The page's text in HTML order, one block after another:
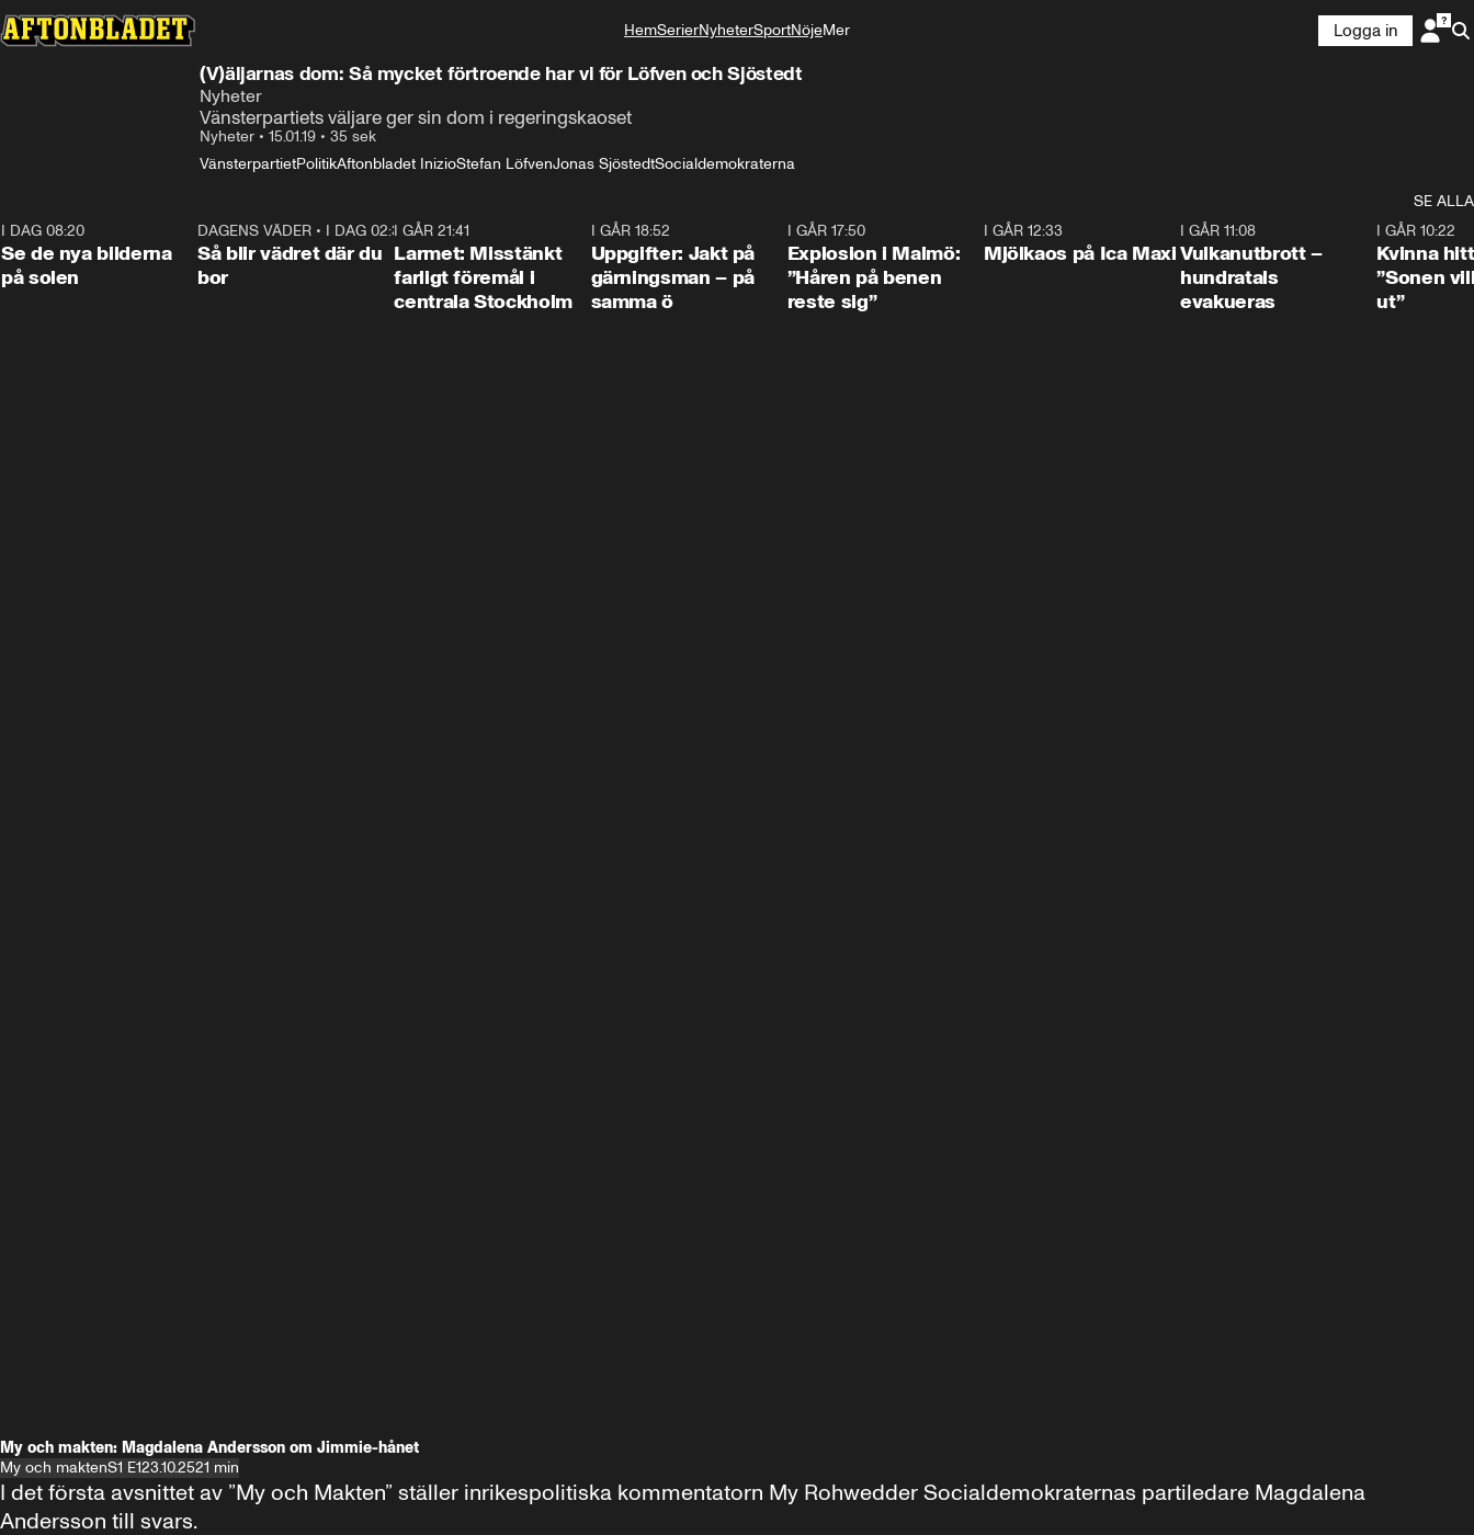
HemSerierNyheterSportNöjeMer
Livsstil
Logga in
(V)äljarnas dom: Så mycket förtroende har vi för Löfven och Sjöstedt
Nyheter
Vänsterpartiets väljare ger sin dom i regeringskaoset
Nyheter • 15.01.19 • 35 sek
VänsterpartietPolitikAftonbladet InizioStefan LöfvenJonas SjöstedtSocialdemokraterna
SE ALLA
I DAG 08:20
Se de nya bilderna
på solen
1:06
DAGENS VÄDER • I DAG 02:30
Så blir vädret där du
bor
I GÅR 21:41
Larmet: Misstänkt
farligt föremål i
centrala Stockholm
I GÅR 18:52
Uppgifter: Jakt på
gärningsman – på
samma ö
I GÅR 17:50
Explosion i Malmö:
”Håren på benen
reste sig”
I GÅR 12:33
Mjölkaos på Ica Maxi
I GÅR 11:08
Vulkanutbrott –
hundratals
evakueras
I GÅR 10:22
Kvinna
”Sonen
ut”
My och makten: Magdalena Andersson om Jimmie-hånet
My och maktenS1 E123.10.2521 min
I det första avsnittet av ”My och Makten” ställer inrikespolitiska kommentatorn My Rohwedder Socialdemokraternas partiledare Magdalena
Andersson till svars.